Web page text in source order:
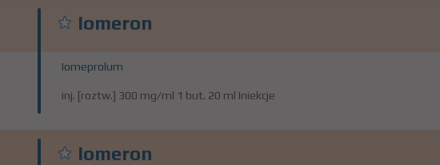
Iomeron
Iomeprolum
inj. [roztw.] 300 mg/ml 1 but. 20 ml Iniekcje
Iomeron